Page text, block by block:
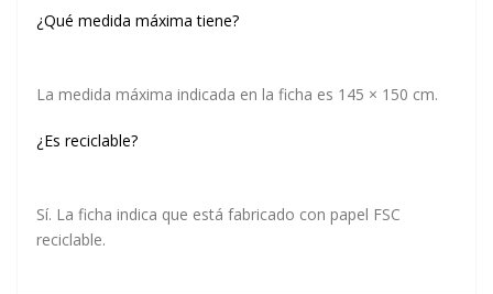
¿Qué medida máxima tiene?
La medida máxima indicada en la ficha es 145 × 150 cm.
¿Es reciclable?
Sí. La ficha indica que está fabricado con papel FSC
reciclable.